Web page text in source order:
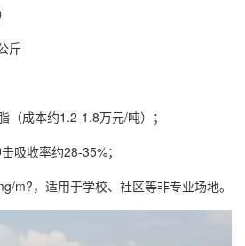
斤
成本约1.2-1.8万元/吨）；
收率约28-35%；
，适用于学校、社区等非专业场地。